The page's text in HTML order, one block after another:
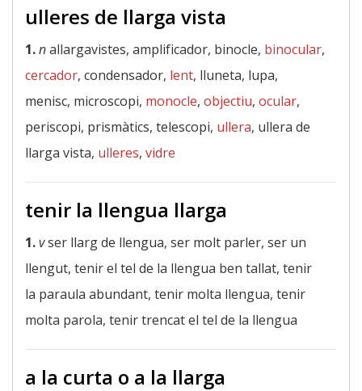
ulleres de llarga vista
1.nallargavistes, amplificador, binocle, binocular,
cercador, condensador, lent, lluneta, lupa,
menisc, microscopi, monocle, objectiu, ocular,
periscopi, prismàtics, telescopi, ullera, ullera de
llarga vista, ulleres, vidre
tenir la llengua llarga
1.vser llarg de llengua, ser molt parler, ser un
llengut, tenir el tel de la llengua ben tallat, tenir
la paraula abundant, tenir molta llengua, tenir
molta parola, tenir trencat el tel de la llengua
a la curta o a la llarga